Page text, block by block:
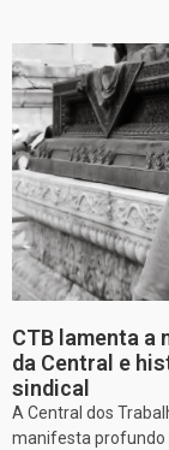
CTB lamenta a
da Central e
sindical
A Central dos
manifesta profundo